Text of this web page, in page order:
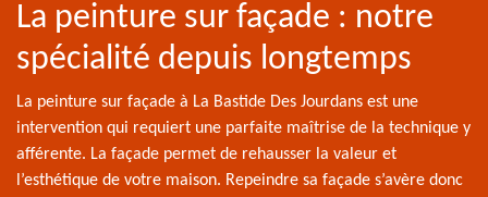
La peinture sur façade : notre
spécialité depuis longtemps
La peinture sur façade à La Bastide Des Jourdans est une
intervention qui requiert une parfaite maîtrise de la technique y
afférente. La façade permet de rehausser la valeur et
l’esthétique de votre maison. Repeindre sa façade s’avère donc